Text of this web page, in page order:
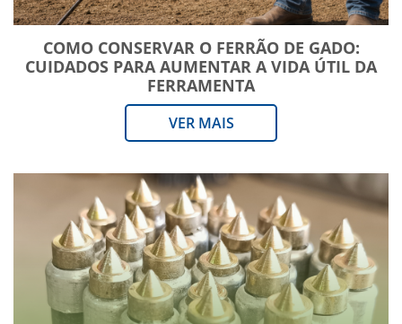
COMO CONSERVAR O FERRÃO DE GADO:
CUIDADOS PARA AUMENTAR A VIDA ÚTIL DA
FERRAMENTA
VER MAIS